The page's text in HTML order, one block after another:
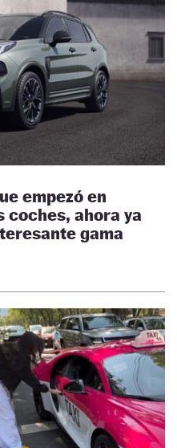
empezó en
coches, ahora ya
gama